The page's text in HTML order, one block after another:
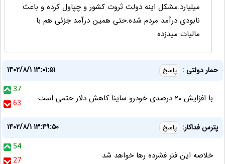
میلیارد.مشکل اینه دولت ثروت کشور و چپاول کرده و باعث
نابودی درآمد مردم شده.حتی همین درآمد جزئی هم با
مالیات میدزده
حمار دولتی : پاسخ
۱۴۰۲/۸/۱ ۱۳:۰۱:۵۱
37
63
با افزایش ۲۰ درصدی خودرو ساینا کاهش دلار حتمی است
پترس فداکار: پاسخ
۱۴۰۲/۸/۱ ۱۳:۴۹:۵۰
54
27
خلاصه این فنر فشرده رها خواهد شد